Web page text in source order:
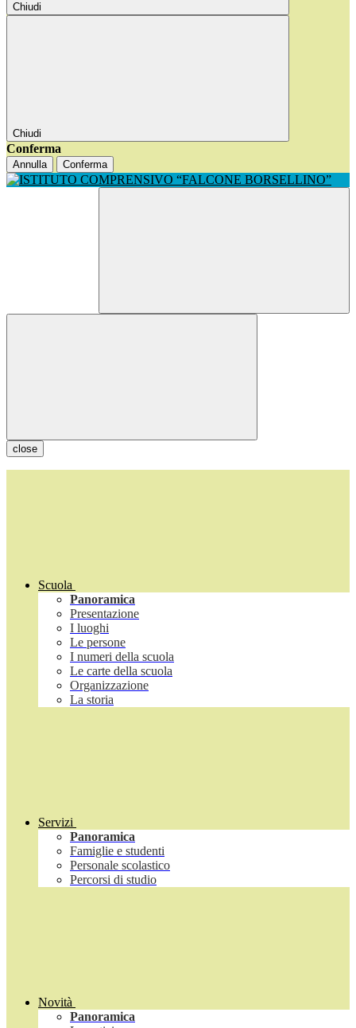
Chiudi
Chiudi
Conferma
Annulla Conferma
close
Scuola
Panoramica
Presentazione
I luoghi
Le persone
I numeri della scuola
Le carte della scuola
Organizzazione
La storia
Servizi
Panoramica
Famiglie e studenti
Personale scolastico
Percorsi di studio
Novità
Panoramica